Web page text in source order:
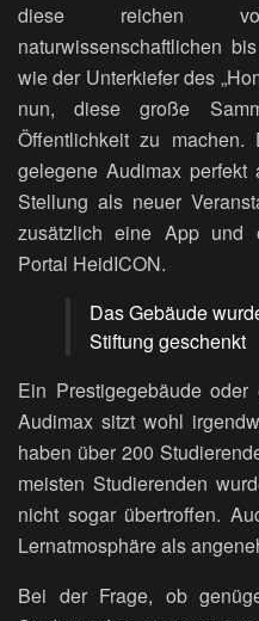
diese reichen
naturwissenschaftlichen
wie der Unterkiefer des
nun, diese große
Öffentlichkeit zu
gelegene Audimax
Stellung als neuer
zusätzlich eine App und
Portal HeidICON.
Das Gebäude
Stiftung geschenkt
Ein Prestigegebäude
Audimax sitzt wohl
haben über 200
meisten Studierenden
nicht sogar übertroffen.
Lernatmosphäre als
Bei der Frage, ob